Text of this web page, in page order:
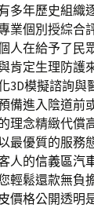
多年歷史組織
業個別授綜合
人在給予了民
肯定生理防護
3D模擬諮詢與
備進入陰道前
理念精緻代償
最優質的服務
人的信義區汽
輕鬆還款無負
價格公開透明